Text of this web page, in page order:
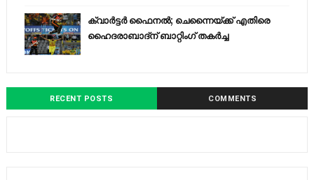
ക്വാർട്ടർ ഫൈനൽ; ചെന്നൈയ്ക്ക് എതിരെ
ഹൈദരാബാദ്ന് ബാറ്റിംഗ് തകർച്ച
RECENT POSTS COMMENTS